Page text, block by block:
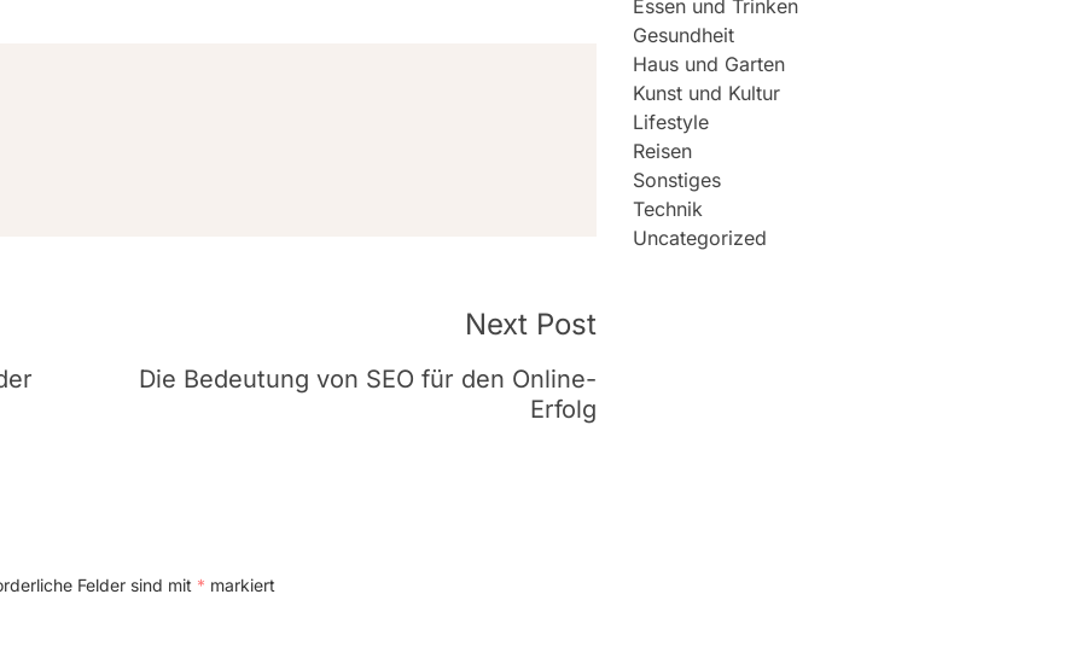
Next Post
Die Bedeutung von SEO für den Online-
Erfolg
Felder sind mit * markiert
Essen und Trinken
Gesundheit
Haus und Garten
Kunst und Kultur
Lifestyle
Reisen
Sonstiges
Technik
Uncategorized